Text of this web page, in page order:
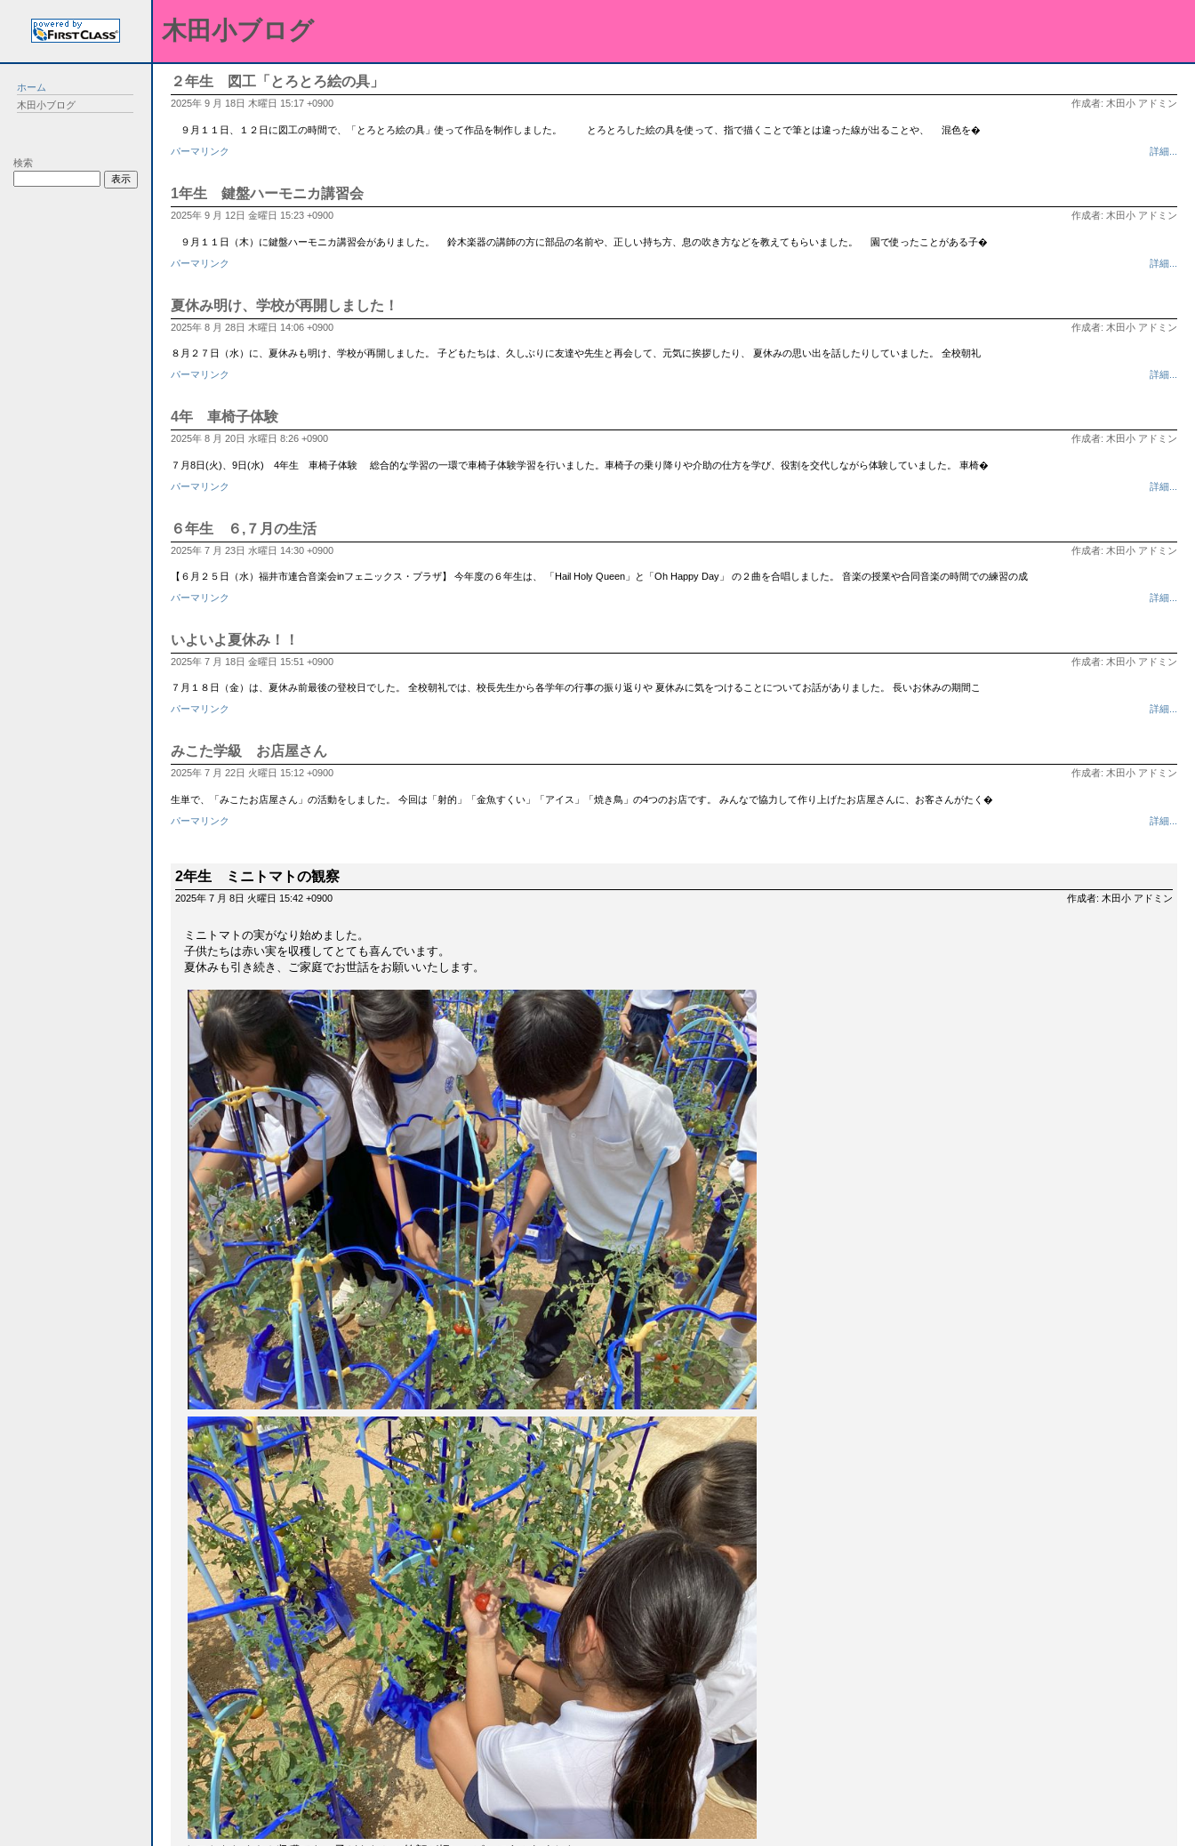
ホーム
木田小ブログ
検索
木田小ブログ
２年生 図工「とろとろ絵の具」
2025年 9 月 18日 木曜日 15:17 +0900 作成者: 木田小 アドミン
９月１１日、１２日に図工の時間で、「とろとろ絵の具」使って作品を制作しました。 とろとろした絵の具を使って、指で描くことで筆とは違った線が出ることや、 混色を�
パーマリンク
詳細...
1年生 鍵盤ハーモニカ講習会
2025年 9 月 12日 金曜日 15:23 +0900 作成者: 木田小 アドミン
９月１１日（木）に鍵盤ハーモニカ講習会がありました。 鈴木楽器の講師の方に部品の名前や、正しい持ち方、息の吹き方などを教えてもらいました。 園で使ったことがある子�
パーマリンク
詳細...
夏休み明け、学校が再開しました！
2025年 8 月 28日 木曜日 14:06 +0900 作成者: 木田小 アドミン
８月２７日（水）に、夏休みも明け、学校が再開しました。 子どもたちは、久しぶりに友達や先生と再会して、元気に挨拶したり、 夏休みの思い出を話したりしていました。 全校朝礼
パーマリンク
詳細...
4年 車椅子体験
2025年 8 月 20日 水曜日 8:26 +0900 作成者: 木田小 アドミン
７月8日(火)、9日(水) 4年生 車椅子体験 総合的な学習の一環で車椅子体験学習を行いました。車椅子の乗り降りや介助の仕方を学び、役割を交代しながら体験していました。 車椅�
パーマリンク
詳細...
６年生 ６,７月の生活
2025年 7 月 23日 水曜日 14:30 +0900 作成者: 木田小 アドミン
【６月２５日（水）福井市連合音楽会inフェニックス・プラザ】 今年度の６年生は、 「Hail Holy Queen」と「Oh Happy Day」 の２曲を合唱しました。 音楽の授業や合同音楽の時間での練習の成
パーマリンク
詳細...
いよいよ夏休み！！
2025年 7 月 18日 金曜日 15:51 +0900 作成者: 木田小 アドミン
７月１８日（金）は、夏休み前最後の登校日でした。 全校朝礼では、校長先生から各学年の行事の振り返りや 夏休みに気をつけることについてお話がありました。 長いお休みの期間こ
パーマリンク
詳細...
みこた学級 お店屋さん
2025年 7 月 22日 火曜日 15:12 +0900 作成者: 木田小 アドミン
生単で、「みこたお店屋さん」の活動をしました。 今回は「射的」「金魚すくい」「アイス」「焼き鳥」の4つのお店です。 みんなで協力して作り上げたお店屋さんに、お客さんがたく�
パーマリンク
詳細...
2年生 ミニトマトの観察
2025年 7 月 8日 火曜日 15:42 +0900 作成者: 木田小 アドミン
ミニトマトの実がなり始めました。
子供たちは赤い実を収穫してとても喜んでいます。
夏休みも引き続き、ご家庭でお世話をお願いいたします。